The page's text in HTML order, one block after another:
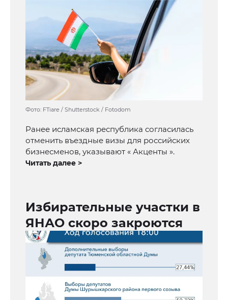
Фото: FTiare / Shutterstock / Fotodom
Ранее исламская республика согласилась
отменить въездные визы для российских
бизнесменов, указывают « Акценты ».
Читать далее >
Избирательные участки в
ЯНАО скоро закроются